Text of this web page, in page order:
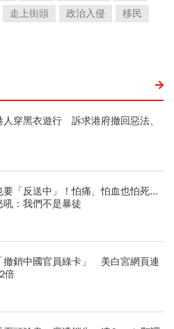
走上街頭 政治入侵
移民
人穿黑衣遊行 訴求港府撤回惡法、
「反送中」！怕痛、怕血也怕死...
：我們不是暴徒
撤銷中國官員綠卡」 美白宮網頁連
倍